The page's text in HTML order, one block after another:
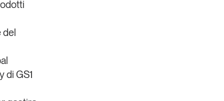
del
di GS1